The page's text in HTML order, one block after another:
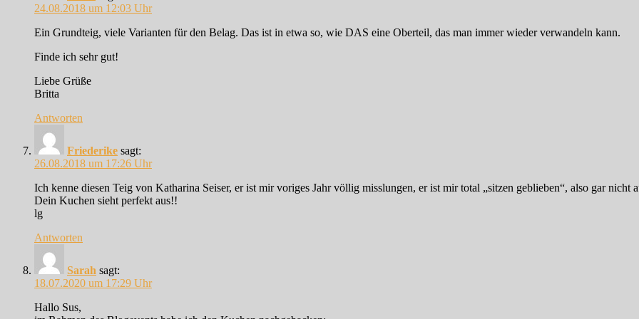
24.08.2018 um 12:03 Uhr
Ein Grundteig, viele Varianten für den Belag. Das ist in etwa so, wie DAS eine Oberteil, das man immer wieder verwandeln kann.
Finde ich sehr gut!
Liebe Grüße
Britta
Antworten
Friederike sagt:
26.08.2018 um 17:26 Uhr
Ich kenne diesen Teig von Katharina Seiser, er ist mir voriges Jahr völlig misslungen, er ist mir total „sitzen geblieben“, also gar nicht
Dein Kuchen sieht perfekt aus!!
lg
Antworten
Sarah sagt:
18.07.2020 um 17:29 Uhr
Hallo Sus,